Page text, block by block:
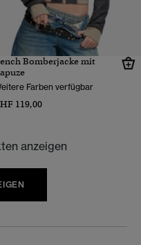
Bomberjacke mit
Farben verfügbar
119,00
anzeigen